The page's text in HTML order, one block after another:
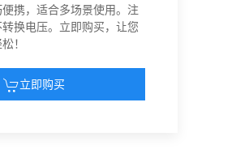
携，适合多场景使用。注
换电压。立即购买，让您
！
立即购买